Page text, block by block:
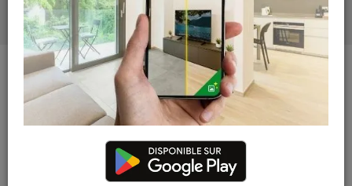
DESCRIPTIONPHOTOS
DESCRIPTION
CARACTÉRISTIQUES